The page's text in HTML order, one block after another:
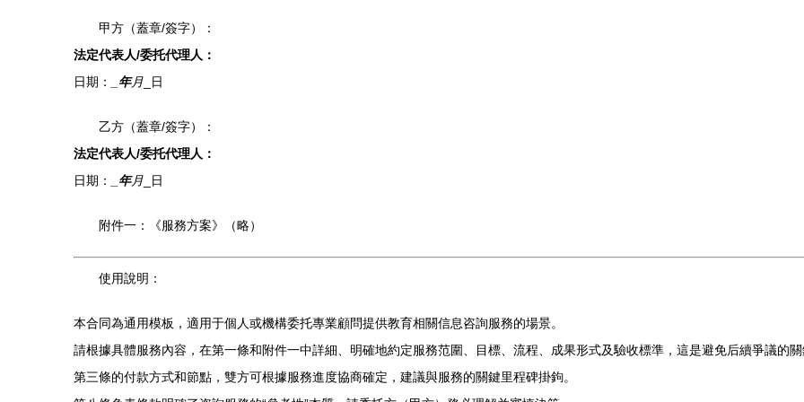
甲方（蓋章/簽字）：
法定代表人/委托代理人：
日期：
_年月 _日
乙方（蓋章/簽字）：
法定代表人/委托代理人：
日期：
_年月 _日
附件一：《服務方案》（略）
使用說明：
本合同為通用模板，適用于個人或機構委托專業顧問提供教育相關信息咨詢服務的場景。
請根據具體服務內容，在第一條和附件一中詳細、明確地約定服務范圍、目標、流程、成果形式及驗收標準，這是避免后續爭議的
第三條的付款方式和節點，雙方可根據服務進度協商確定，建議與服務的關鍵里程碑掛鉤。